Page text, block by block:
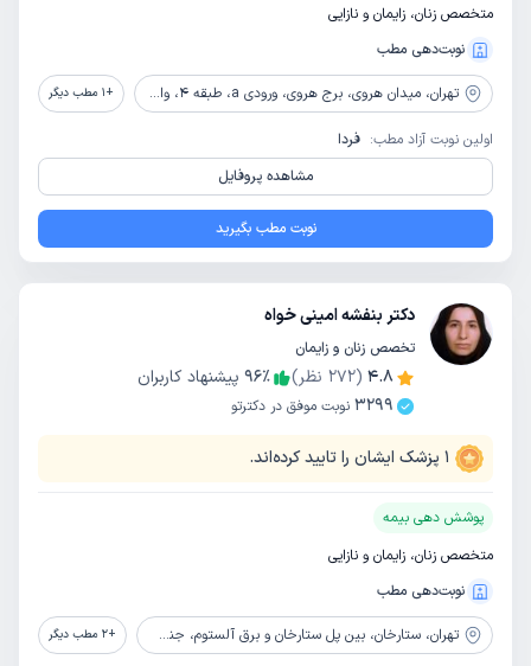
متخصص زنان، زایمان و نازایی
نوبت‌دهی مطب
تهران، میدان هروی، برج هروی، ورودی a، طبقه 4، واحد 404 +
1 مطب دیگر
اولین نوبت آزاد مطب: فردا
مشاهده پروفایل
نوبت مطب بگیرید
دکتر بنفشه امینی خواه
تخصص زنان و زایمان
4.8
(
272 نظر) 96٪
پیشنهاد کاربران
3299 نوبت موفق در دکترتو
1 پزشک ایشان را تایید کرده‌اند.
پوشش دهی بیمه
متخصص زنان، زایمان و نازایی
نوبت‌دهی مطب
تهران، ستارخان، بین پل ستارخان و برق آلستوم، جنب داروخانه پرسپولیس، پلاک 688 +
2 مطب دیگر